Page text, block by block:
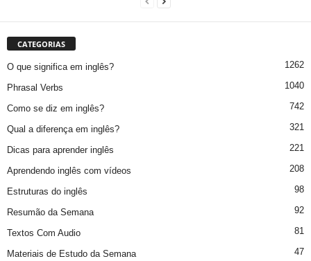
CATEGORIAS
O que significa em inglês? 1262
Phrasal Verbs 1040
Como se diz em inglês? 742
Qual a diferença em inglês? 321
Dicas para aprender inglês 221
Aprendendo inglês com vídeos 208
Estruturas do inglês 98
Resumão da Semana 92
Textos Com Audio 81
Materiais de Estudo da Semana 47